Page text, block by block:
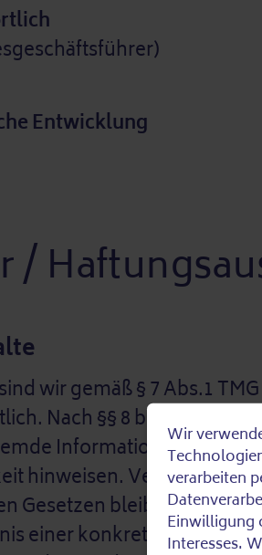
Entwicklung
/
wir gemäß § 7 Abs.1
Nach §§ 8 bis 10 TMG
Informationen zu
hinweisen.
Gesetzen bleiben
einer konkreten
Use
of
Wir
verarbeiten
Einwilligung
Interesses.